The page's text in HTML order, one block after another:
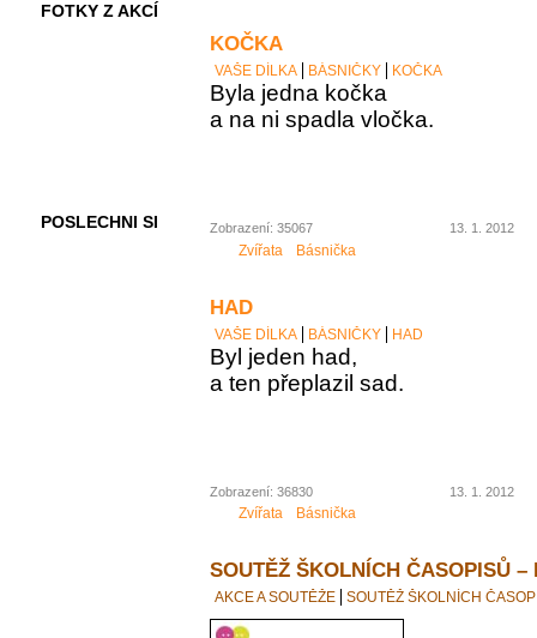
FOTKY Z AKCÍ
POSLECHNI SI
KOČKA
VAŠE DÍLKA BÁSNIČKY KOČKA
Byla jedna kočka
a na ni spadla vločka.
Zobrazení: 35067 13. 1. 2012
Zvířata Básnička
HAD
VAŠE DÍLKA BÁSNIČKY HAD
Byl jeden had,
a ten přeplazil sad.
Zobrazení: 36830 13. 1. 2012
Zvířata Básnička
SOUTĚŽ ŠKOLNÍCH ČASOPISŮ –
AKCE A SOUTĚŽE SOUTĚŽ ŠKOLNÍCH